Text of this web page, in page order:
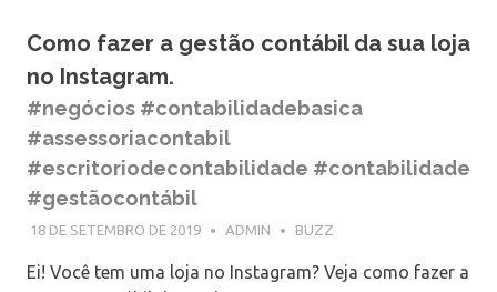
Como fazer a gestão contábil da sua loja
no Instagram.
#negócios #contabilidadebasica
#assessoriacontabil
#escritoriodecontabilidade #contabilidade
#gestãocontábil
18 DE SETEMBRO DE 2019 ADMIN BUZZ
Ei! Você tem uma loja no Instagram? Veja como fazer a